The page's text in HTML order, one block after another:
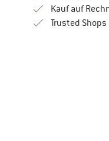
Kauf auf
Trusted